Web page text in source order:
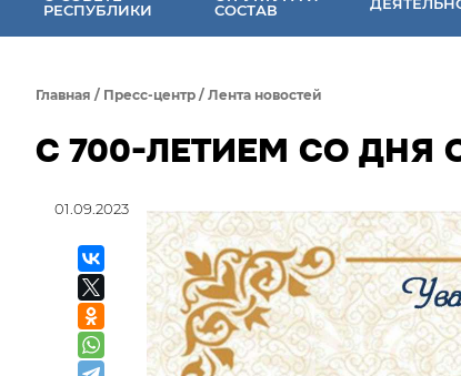
РЕСПУБЛИКИ
СОСТАВ
Главная / Пресс-центр / Лента новостей
С 700-ЛЕТИЕМ СО
01.09.2023